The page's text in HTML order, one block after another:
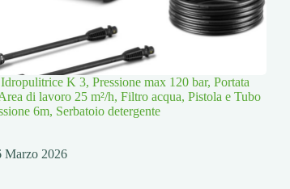
K 3, Pressione max 120 bar, Portata
di lavoro 25 m²/h, Filtro acqua, Pistola e Tubo
6m, Serbatoio detergente
Marzo 2026